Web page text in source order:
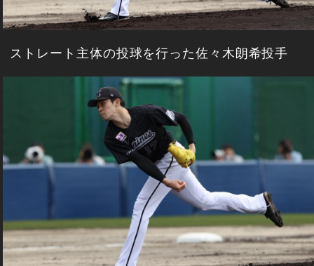
ストレート主体の投球を行った佐々木朗希投手